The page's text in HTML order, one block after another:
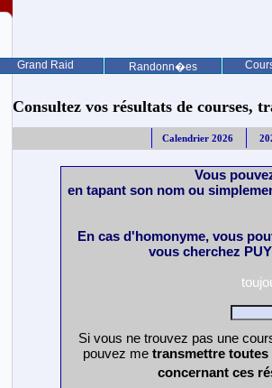
Grand Raid Randonn�es
Consultez vos résultats de courses,
Calendrier 2026
Vous
en tapant son nom ou
En cas d'homonyme, vous
vous cherchez
Si vous ne trouvez pas une
pouvez me transmettre
concernant ces